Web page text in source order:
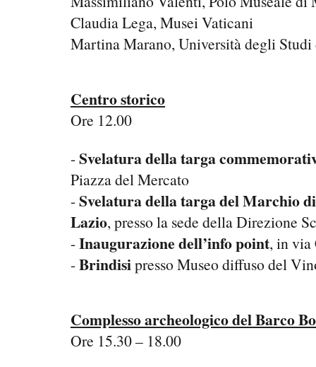
Claudia Lega, Musei Vaticani
Martina Marano, Università degli Studi
Centro storico
Ore 12.00
-Svelatura della targa
Piazza del Mercato
-Svelatura della targa del Marchio
Lazio, presso la sede della Direzione
-Inaugurazione dell’info point, in via
-Brindisipresso Museo diffuso del
Complesso archeologico del Barco
Ore 15.30 – 18.00